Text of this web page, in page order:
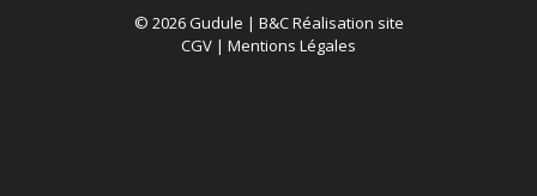
© 2026 Gudule | B&C Réalisation site
CGV | Mentions Légales